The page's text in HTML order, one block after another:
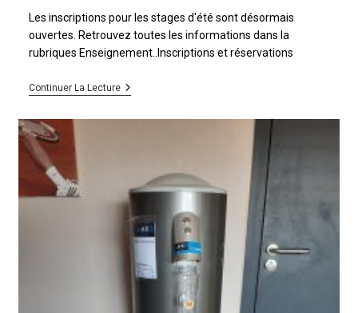
Les inscriptions pour les stages d'été sont désormais
ouvertes. Retrouvez toutes les informations dans la
rubriques Enseignement..Inscriptions et réservations
Continuer La Lecture